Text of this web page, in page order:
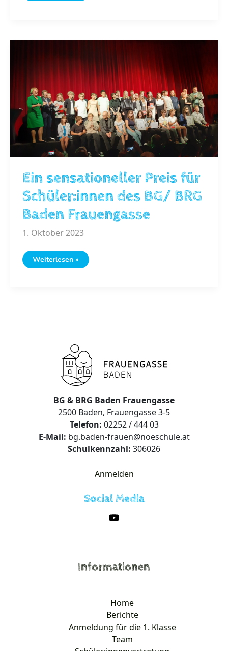
Ein sensationeller Preis für
Schüler:innen des BG/ BRG
Baden Frauengasse
1. Oktober 2023
Ein
Weiterlesen »
BG & BRG Baden Frauengasse
2500 Baden, Frauengasse 3-5
Telefon: 02252 / 444 03
E-Mail: bg.baden-frauen@noeschule.at
Schulkennzahl: 306026
Anmelden
Social Media
Informationen
Home
Berichte
Anmeldung für die 1. Klasse
Team